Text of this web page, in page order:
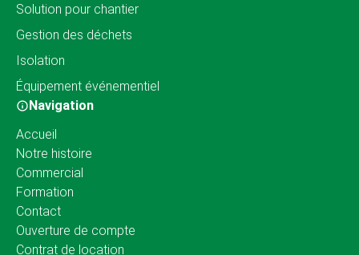
Solution pour chantier
Gestion des déchets
Isolation
Équipement événementiel
Navigation
Accueil
Notre histoire
Commercial
Formation
Contact
Ouverture de compte
Contrat de location